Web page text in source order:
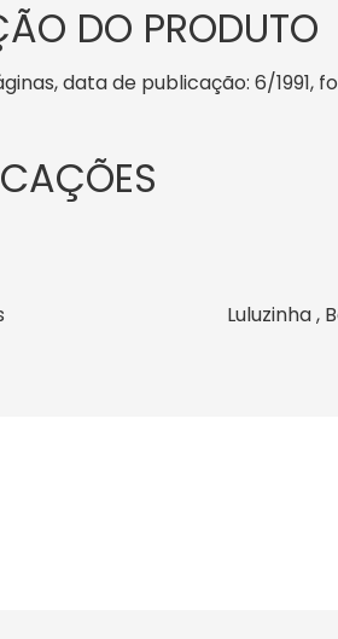
DO PRODUTO
data de publicação: 6/1991,
Luluzinha ,